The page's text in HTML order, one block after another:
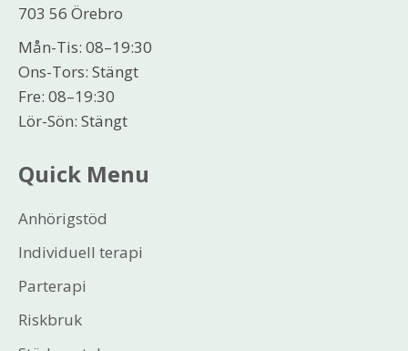
703 56 Örebro
Mån-Tis: 08–19:30
Ons-Tors: Stängt
Fre: 08–19:30
Lör-Sön: Stängt
Quick Menu
Anhörigstöd
Individuell terapi
Parterapi
Riskbruk